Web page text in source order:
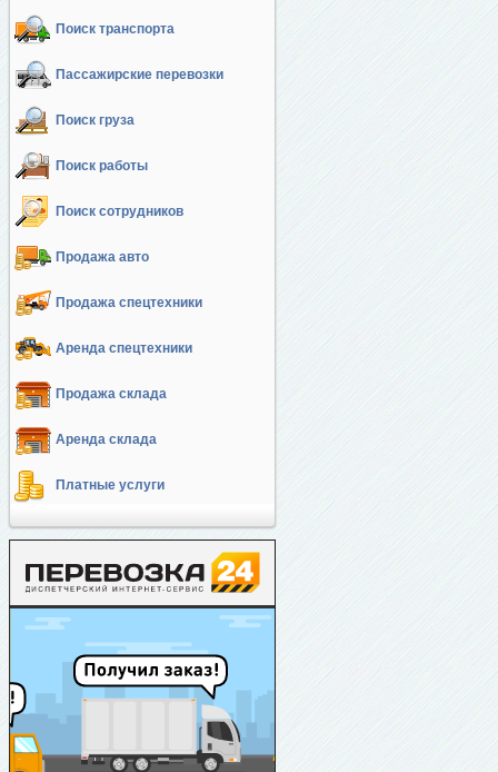
Поиск транспорта
Пассажирские перевозки
Поиск груза
Поиск работы
Поиск сотрудников
Продажа авто
Продажа спецтехники
Аренда спецтехники
Продажа склада
Аренда склада
Платные услуги